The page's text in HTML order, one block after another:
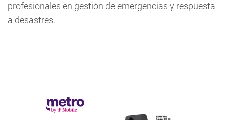
profesionales en gestión de emergencias y respuesta
a desastres.